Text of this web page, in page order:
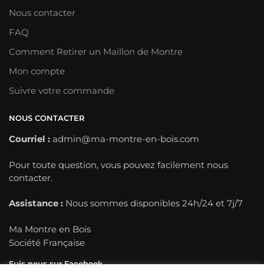
Nous contacter
FAQ
Comment Retirer un Maillon de Montre
Mon compte
Suivre votre commande
NOUS CONTACTER
Courriel : admin@ma-montre-en-bois.com
Pour toute question, vous pouvez facilement nous
contacter.
Assistance : Nous sommes disponibles 24h/24 et 7j/7
Ma Montre en Bois
Société Française
Suis nous sur Facebook